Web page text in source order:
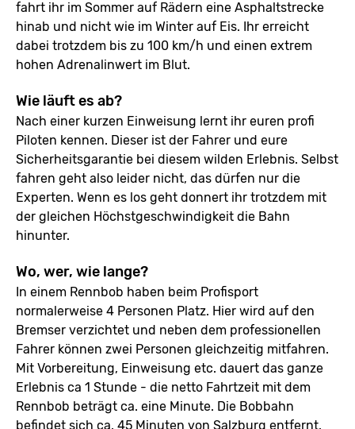
fahrt ihr im Sommer auf Rädern eine Asphaltstrecke
hinab und nicht wie im Winter auf Eis. Ihr erreicht
dabei trotzdem bis zu 100 km/h und einen extrem
hohen Adrenalinwert im Blut.
Wie läuft es ab?
Nach einer kurzen Einweisung lernt ihr euren profi
Piloten kennen. Dieser ist der Fahrer und eure
Sicherheitsgarantie bei diesem wilden Erlebnis. Selbst
fahren geht also leider nicht, das dürfen nur die
Experten. Wenn es los geht donnert ihr trotzdem mit
der gleichen Höchstgeschwindigkeit die Bahn
hinunter.
Wo, wer, wie lange?
In einem Rennbob haben beim Profisport
normalerweise 4 Personen Platz. Hier wird auf den
Bremser verzichtet und neben dem professionellen
Fahrer können zwei Personen gleichzeitig mitfahren.
Mit Vorbereitung, Einweisung etc. dauert das ganze
Erlebnis ca 1 Stunde - die netto Fahrtzeit mit dem
Rennbob beträgt ca. eine Minute. Die Bobbahn
befindet sich ca. 45 Minuten von Salzburg entfernt.